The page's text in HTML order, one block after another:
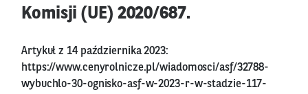
Komisji (UE) 2020/687.
Artykuł z 14 października 2023:
https://www.cenyrolnicze.pl/wiadomosci/asf/32788-
wybuchlo-30-ognisko-asf-w-2023-r-w-stadzie-117-